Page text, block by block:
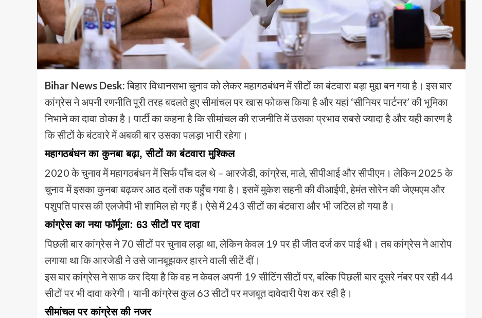
Bihar News Desk:बिहार विधानसभा चुनाव को लेकर महागठबंधन में सीटों का बंटवारा बड़ा मुद्दा बन गया है। इस बार
कांग्रेस ने अपनी रणनीति पूरी तरह बदलते हुए सीमांचल पर खास फोकस किया है और यहां ‘सीनियर पार्टनर’ की भूमिका
निभाने का दावा ठोका है। पार्टी का कहना है कि सीमांचल की राजनीति में उसका प्रभाव सबसे ज्यादा है और यही कारण है
कि सीटों के बंटवारे में अबकी बार उसका पलड़ा भारी रहेगा।
महागठबंधन का कुनबा बढ़ा, सीटों का बंटवारा मुश्किल
2020 के चुनाव में महागठबंधन में सिर्फ पाँच दल थे – आरजेडी, कांग्रेस, माले, सीपीआई और सीपीएम। लेकिन 2025 के
चुनाव में इसका कुनबा बढ़कर आठ दलों तक पहुँच गया है। इसमें मुकेश सहनी की वीआईपी, हेमंत सोरेन की जेएमएम और
पशुपति पारस की एलजेपी भी शामिल हो गए हैं। ऐसे में 243 सीटों का बंटवारा और भी जटिल हो गया है।
कांग्रेस का नया फॉर्मूला: 63 सीटों पर दावा
पिछली बार कांग्रेस ने 70 सीटों पर चुनाव लड़ा था, लेकिन केवल 19 पर ही जीत दर्ज कर पाई थी। तब कांग्रेस ने आरोप
लगाया था कि आरजेडी ने उसे जानबूझकर हारने वाली सीटें दीं।
इस बार कांग्रेस ने साफ कर दिया है कि वह न केवल अपनी 19 सीटिंग सीटों पर, बल्कि पिछली बार दूसरे नंबर पर रही 44
सीटों पर भी दावा करेगी। यानी कांग्रेस कुल 63 सीटों पर मजबूत दावेदारी पेश कर रही है।
सीमांचल पर कांग्रेस की नजर